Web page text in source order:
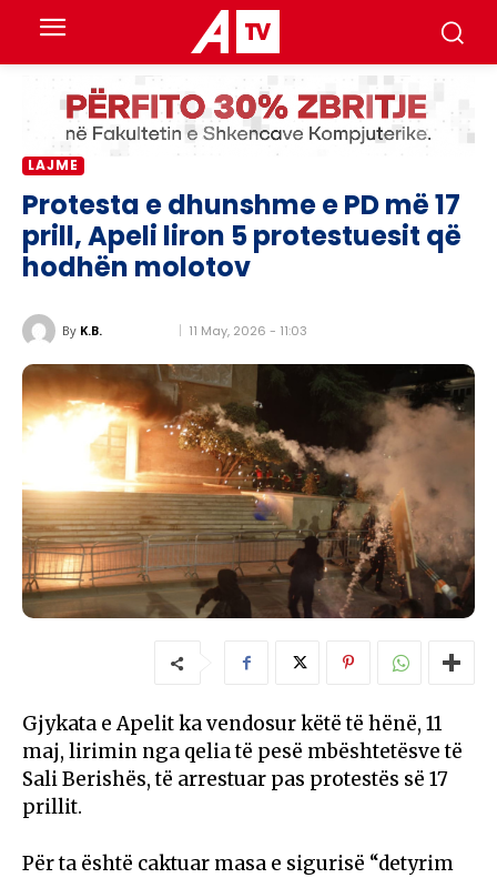
LAJME
Protesta e dhunshme e PD më 17
prill, Apeli liron 5 protestuesit që
hodhën molotov
By K.B. 11 May, 2026 - 11:03
Gjykata e Apelit ka vendosur këtë të hënë, 11
maj, lirimin nga qelia të pesë mbështetësve të
Sali Berishës, të arrestuar pas protestës së 17
prillit.
Për ta është caktuar masa e sigurisë “detyrim